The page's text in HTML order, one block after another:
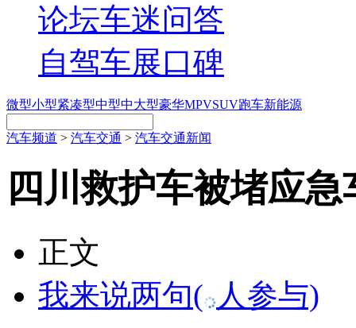
论坛车迷问答
自驾车展口碑
微型小型紧凑型中型中大型豪华MPVSUV跑车新能源
汽车频道 > 汽车交通 > 汽车交通新闻
四川救护车被堵应
正文
我来说两句( 人参与)